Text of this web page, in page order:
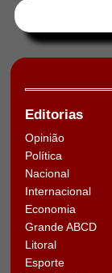
Editorias
Opinião
Política
Nacional
Internacional
Economia
Grande ABCD
Litoral
Esporte